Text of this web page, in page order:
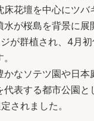
床花壇を中心にツバ
水が桜島を背景に展
が群植され、4月
なソテツ園や日本
代表する都市公園と
されました。